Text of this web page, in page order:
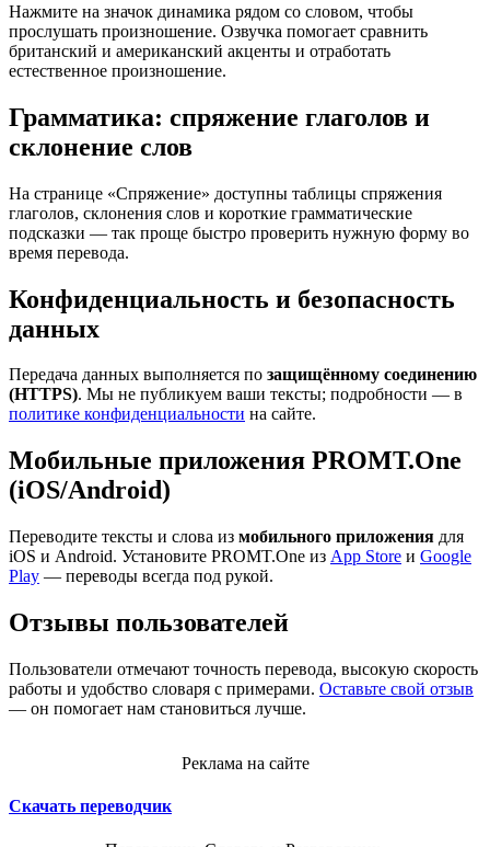
Нажмите на значок динамика рядом со словом, чтобы
прослушать произношение. Озвучка помогает сравнить
британский и американский акценты и отработать
естественное произношение.
Грамматика: спряжение глаголов и
склонение слов
На странице «Спряжение» доступны таблицы спряжения
глаголов, склонения слов и короткие грамматические
подсказки — так проще быстро проверить нужную форму во
время перевода.
Конфиденциальность и безопасность
данных
Передача данных выполняется по защищённому соединению
(HTTPS). Мы не публикуем ваши тексты; подробности — в
политике конфиденциальности на сайте.
Мобильные приложения PROMT.One
(iOS/Android)
Переводите тексты и слова из мобильного приложения для
iOS и Android. Установите PROMT.One из App Store и Google
Play — переводы всегда под рукой.
Отзывы пользователей
Пользователи отмечают точность перевода, высокую скорость
работы и удобство словаря с примерами. Оставьте свой отзыв
— он помогает нам становиться лучше.
Реклама на сайте
Скачать переводчик